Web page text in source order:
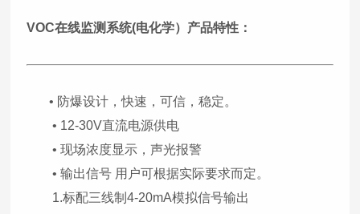
VOC在线监测系统(电化学） 产品特性：
• 防爆设计，快速，可信，稳定。
• 12-30V直流电源供电
• 现场浓度显示，声光报警
• 输出信号 用户可根据实际要求而定。
1.标配三线制4-20mA模拟信号输出